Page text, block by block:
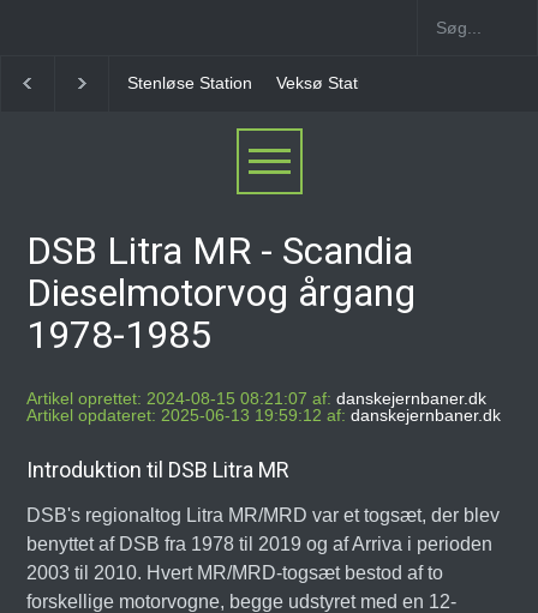
Stenløse Station Veksø Station
DSB Litra MR - Scandia
Dieselmotorvog årgang
1978-1985
Artikel oprettet: 2024-08-15 08:21:07 af: danskejernbaner.dk
Artikel opdateret: 2025-06-13 19:59:12 af: danskejernbaner.dk
Introduktion til DSB Litra MR
DSB's regionaltog Litra MR/MRD var et togsæt, der blev
benyttet af DSB fra 1978 til 2019 og af Arriva i perioden
2003 til 2010. Hvert MR/MRD-togsæt bestod af to
forskellige motorvogne, begge udstyret med en 12-